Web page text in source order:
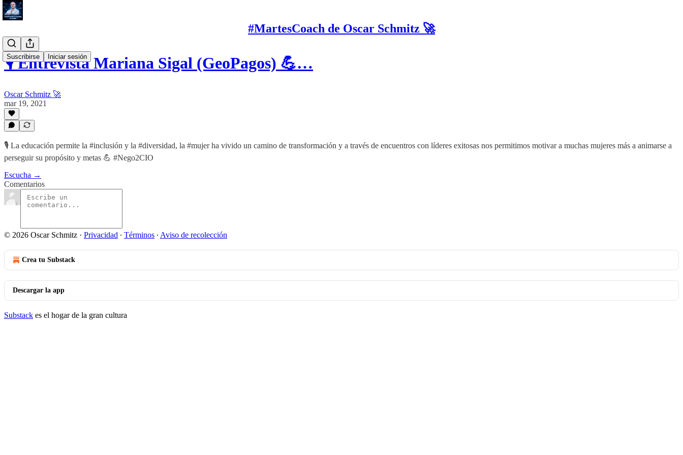
#MartesCoach de Oscar Schmitz 🚀
Suscribirse Iniciar sesión
🎙️ Entrevista Mariana Sigal (GeoPagos) 💪…
Oscar Schmitz 🚀
mar 19, 2021
🎙️ La educación permite la #inclusión y la #diversidad, la #mujer ha vivido un camino de transformación y a través de encuentros con líderes exitosas nos permitimos motivar a muchas mujeres más a animarse a
perseguir su propósito y metas 💪 #Nego2CIO
Escucha →
Comentarios
© 2026 Oscar Schmitz · Privacidad ∙ Términos ∙ Aviso de recolección
Crea tu Substack
Descargar la app
Substack es el hogar de la gran cultura